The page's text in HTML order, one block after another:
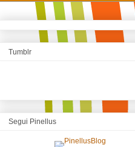
Tumblr
Segui Pinellus